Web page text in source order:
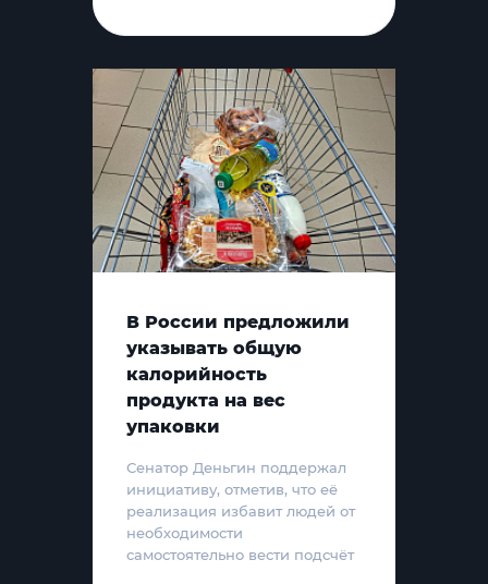
В России предложили
указывать общую
калорийность
продукта на вес
упаковки
Сенатор Деньгин поддержал
инициативу, отметив, что её
реализация избавит людей от
необходимости
самостоятельно вести подсчёт